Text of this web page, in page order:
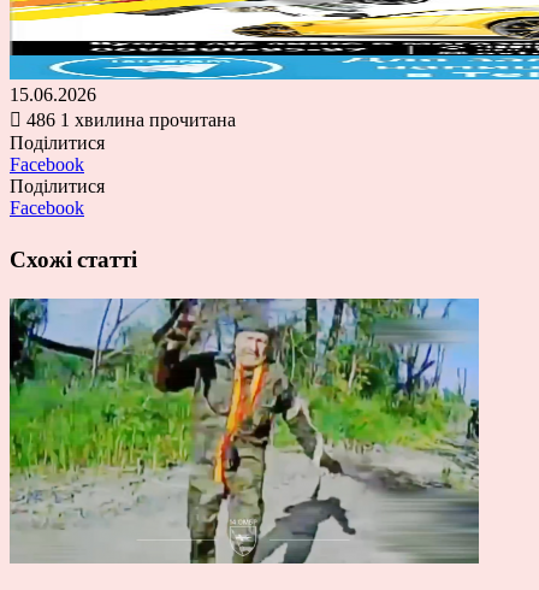
15.06.2026
486 1 хвилина прочитана
Поділитися
Facebook
Поділитися
Facebook
Схожі статті